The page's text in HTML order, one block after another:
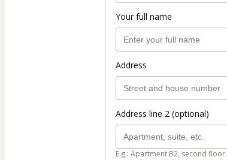
Your full name
Address
Address line 2 (optional)
E.g.: Apartment B2, second floor.